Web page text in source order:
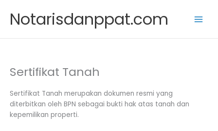
content
Notarisdanppat.com
Sertifikat Tanah
Sertifikat Tanah merupakan dokumen resmi yang
diterbitkan oleh BPN sebagai bukti hak atas tanah dan
kepemilikan properti.